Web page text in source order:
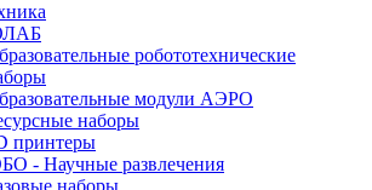
робототехнические
модули АЭРО
наборы
принтеры
- Научные развлечения
наборы